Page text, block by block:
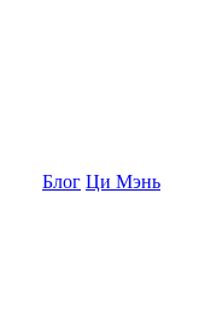
Блог Ци Мэнь